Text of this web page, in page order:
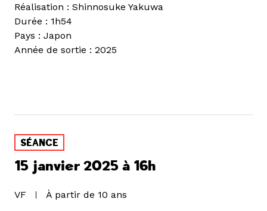
Réalisation : Shinnosuke Yakuwa
Durée : 1h54
Pays : Japon
Année de sortie : 2025
SÉANCE
15 janvier 2025 à 16h
VF À partir de 10 ans